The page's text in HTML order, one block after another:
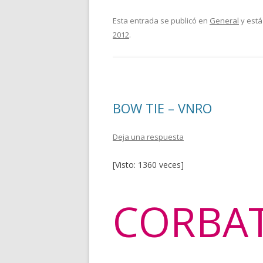
e
k
itt m
r
Esta entrada se publicó en General y
2012.
BOW TIE – VNRO
Deja una respuesta
[Visto: 1360 veces]